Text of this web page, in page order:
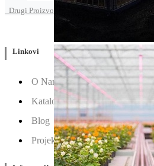
Drugi Proizvodi od Enza zaden
Linkovi
O Nama
Katalozi
Blog
Projektovanje / Izgradnja